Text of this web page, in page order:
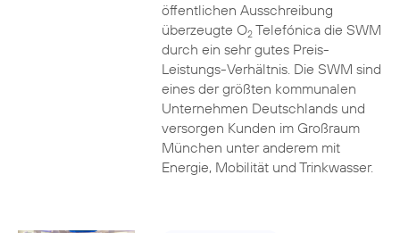
öffentlichen Ausschreibung
überzeugte O2Telefónica die SWM
durch ein sehr gutes Preis-
Leistungs-Verhältnis. Die SWM sind
eines der größten kommunalen
Unternehmen Deutschlands und
versorgen Kunden im Großraum
München unter anderem mit
Energie, Mobilität und Trinkwasser.